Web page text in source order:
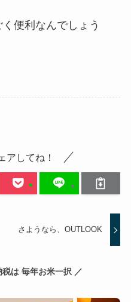
便利なんでしょう
アしてね！
さようなら、OUTLOOK
は 毎年お米一択 ／